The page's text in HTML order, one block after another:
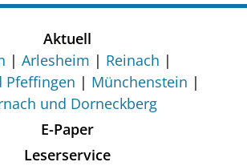
Aktuell
Arlesheim
Reinach
Pfeffingen
Münchenstein
und Dorneckberg
E-Paper
Leserservice